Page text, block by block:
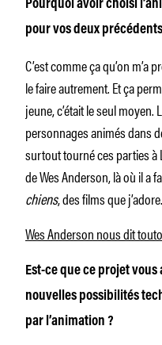
Pourquoi avoir choisi
pour vos deux
C’est comme ça qu’on m’a
le faire autrement. Et ça
jeune, c’était le seul moyen.
personnages animés dans
surtout tourné ces parties à
de Wes Anderson, là où il a
chiens, des films que j’adore.
Wes Anderson nous dit
Est-ce que ce projet
nouvelles possibilités
par l’animation ?